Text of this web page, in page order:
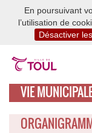
En poursuivant
l’utilisation de
Désactiver
VIE